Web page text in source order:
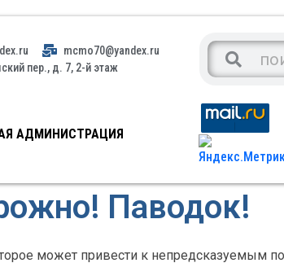
mcmo70@yandex.ru
пер., д. 7, 2-й этаж
АДМИНИСТРАЦИЯ
Паводок!
может привести к непредсказуемым